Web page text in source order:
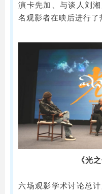
演卡先加、与谈人刘
名观影者在映后进行了
《光
六场观影学术讨论总